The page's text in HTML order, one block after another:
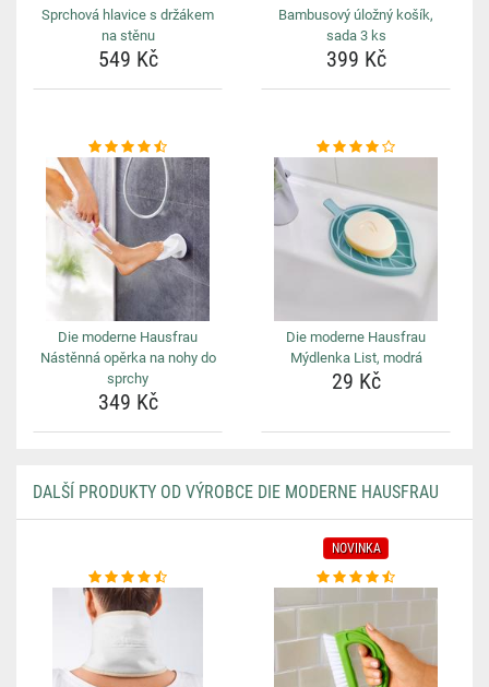
Sprchová hlavice s držákem
na stěnu
549 Kč
Bambusový úložný košík,
sada 3 ks
399 Kč
Die moderne Hausfrau
Nástěnná opěrka na nohy do
sprchy
349 Kč
Die moderne Hausfrau
Mýdlenka List, modrá
29 Kč
DALŠÍ PRODUKTY OD VÝROBCE DIE MODERNE HAUSFRAU
NOVINKA